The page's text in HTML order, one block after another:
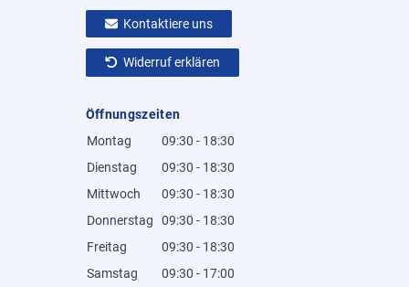
Kontaktiere uns
Widerruf erklären
Öffnungszeiten
Montag
09:30 - 18:30
Dienstag
09:30 - 18:30
Mittwoch
09:30 - 18:30
Donnerstag
09:30 - 18:30
Freitag
09:30 - 18:30
Samstag
09:30 - 17:00